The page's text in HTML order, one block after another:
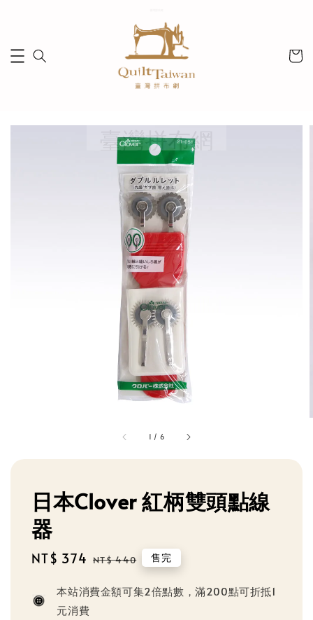
1 / 6
日本Clover 紅柄雙頭點線
器
Sale
NT$ 374 Regular
NT$ 440 售完
本站消費金額可集2倍點數，滿200點可折抵1
元消費